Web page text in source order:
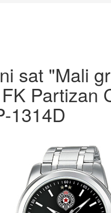
sat "Mali
Partizan
1314D